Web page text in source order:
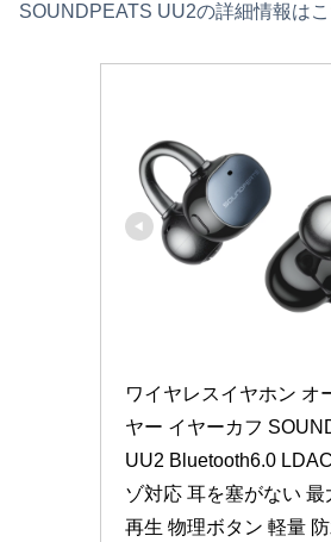
SOUNDPEATS UU2の詳細情報はこ
ワイヤレスイヤホン オ
ヤー イヤーカフ
UU2 Bluetooth6.0
ゾ対応 耳を塞がない 最
再生 物理ボタン 軽量